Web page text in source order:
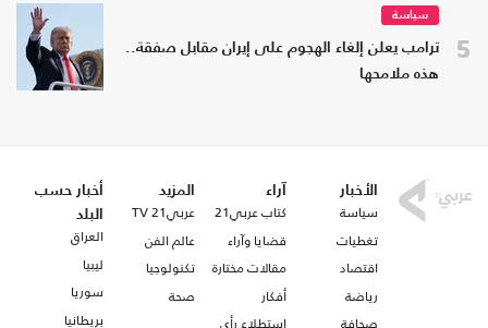
5
سياسة
ترامب يعلن إلغاء الهجوم على إيران مقابل صفقة..
هذه ملامحها
الأخبار
سياسة
تغطيات
اقتصاد
رياضة
آراء
كتاب عربي21
قضايا وآراء
مقالات مختارة
أفكار
المزيد
عربي21 TV
عالم الفن
تكنولوجيا
صحة
أخبار حسب
البلد
العراق
ليبيا
سوريا
بريطانيا